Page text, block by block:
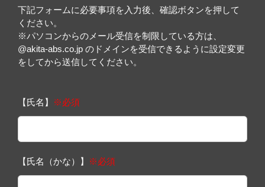
下記フォームに必要事項を入力後、確認ボタンを押して
ください。
※パソコンからのメール受信を制限 している方は、
@akita-abs.co.jp のドメインを受信できるように設定変更
をしてから送信してください。
【氏名】 ※必須
【氏名（かな）】 ※必須